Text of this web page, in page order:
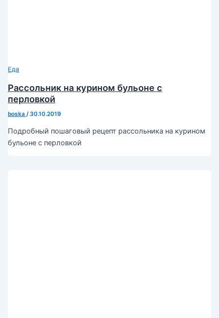
Еда
Рассольник на курином бульоне с
перловкой
boska /30.10.2019
Подробный пошаговый рецепт рассольника на курином
бульоне с перловкой